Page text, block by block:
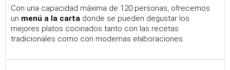
Con una capacidad máxima de 120 personas, ofrecemos
un menú a la carta donde se pueden degustar los
mejores platos cocinados tanto con las recetas
tradicionales como con modernas elaboraciones.